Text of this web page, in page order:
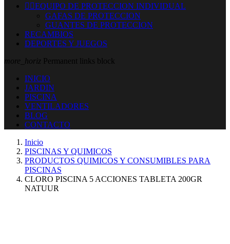
 EQUIPO DE PROTECCION INDIVIDUAL
GAFAS DE PROTECCION
GUANTES DE PROTECCION
RECAMBIOS
DEPORTES Y JUEGOS
more_horiz Permanent links block
INICIO
JARDIN
PISCINA
VENTILADORES
BLOG
CONTACTO
Inicio
PISCINAS Y QUIMICOS
PRODUCTOS QUIMICOS Y CONSUMIBLES PARA
PISCINAS
CLORO PISCINA 5 ACCIONES TABLETA 200GR
NATUUR